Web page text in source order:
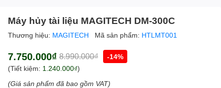
Máy hủy tài liệu MAGITECH DM-300C
Thương hiệu: MAGITECH Mã sản phẩm: HTLMT001
7.750.000₫ 8.990.000₫
-14%
(Tiết kiệm: 1.240.000₫)
(Giá sản phẩm đã bao gồm VAT)